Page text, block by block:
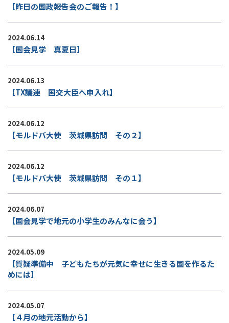
【昨日の国政報告会のご報告！】
2024.06.14
【国会見学 真夏日】
2024.06.13
【TX議連 国交大臣へ申入れ】
2024.06.12
【モルドバ大使 茨城県訪問 その２】
2024.06.12
【モルドバ大使 茨城県訪問 その１】
2024.06.07
【国会見学で地元の小学生のみんなに会う】
2024.05.09
【質疑準備中 子どもたちが元気に幸せに生きる国を作るた
めには】
2024.05.07
【４月の地元活動から】